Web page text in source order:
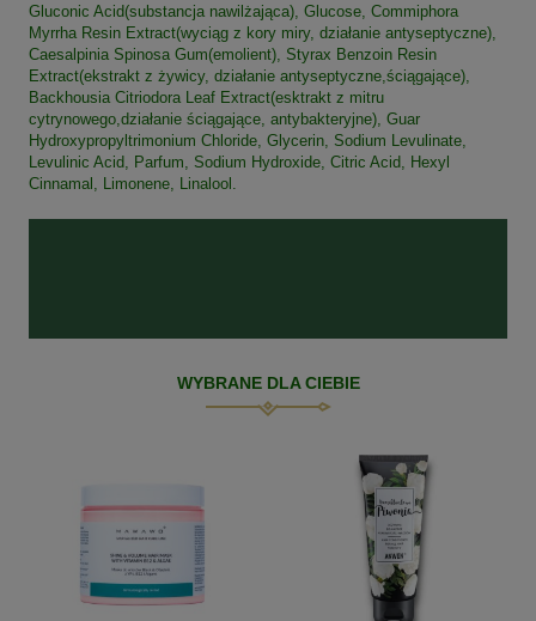
Gluconic Acid(substancja nawilżająca), Glucose, Commiphora
Myrrha Resin Extract(wyciąg z kory miry, działanie antyseptyczne),
Caesalpinia Spinosa Gum(emolient), Styrax Benzoin Resin
Extract(ekstrakt z żywicy, działanie antyseptyczne,ściągające),
Backhousia Citriodora Leaf Extract(esktrakt z mitru
cytrynowego,działanie ściągające, antybakteryjne), Guar
Hydroxypropyltrimonium Chloride, Glycerin, Sodium Levulinate,
Levulinic Acid, Parfum, Sodium Hydroxide, Citric Acid, Hexyl
Cinnamal, Limonene, Linalool.
WYBRANE DLA CIEBIE